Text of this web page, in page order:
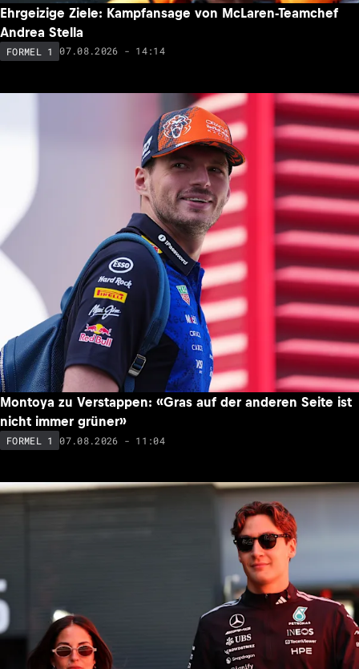
Ehrgeizige Ziele: Kampfansage von McLaren-Teamchef
Andrea Stella
FORMEL 1 07.08.2026 - 14:14
Montoya zu Verstappen: «Gras auf der anderen Seite ist
nicht immer grüner»
FORMEL 1 07.08.2026 - 11:04